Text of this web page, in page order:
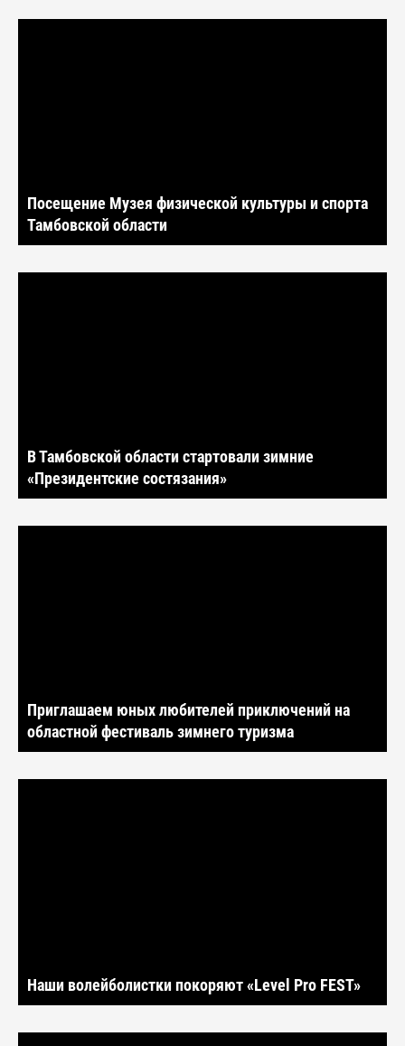
Посещение Музея физической культуры и спорта
Тамбовской области
В Тамбовской области стартовали зимние
«Президентские состязания»
Приглашаем юных любителей приключений на
областной фестиваль зимнего туризма
Наши волейболистки покоряют «Level Pro FEST»